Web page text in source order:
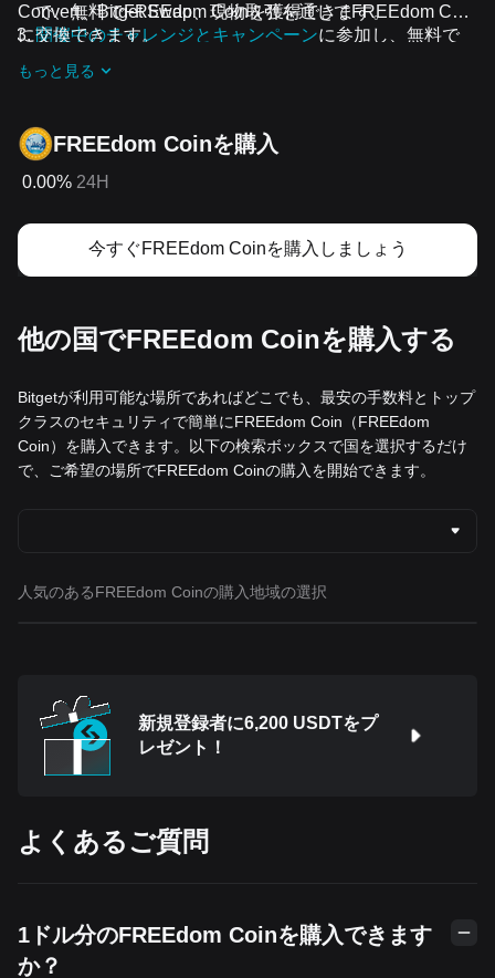
で、無料でFREEdom Coinを獲得できます。
開催中のチャレンジとキャンペーンに参加し、無料で
Convert、Bitget Swap、現物取引を通じてFREEdom Coin
に交換できます。
もっと見る
FREEdom Coinを‌購入
0.00% 24H
今すぐFREEdom Coinを購入しましょう
他の国でFREEdom Coinを購入する
Bitgetが利用可能な場所であればどこでも、最安の手数料とトップ
クラスのセキュリティで簡単にFREEdom Coin（FREEdom
Coin）を購入できます。以下の検索ボックスで国を選択するだけ
で、ご希望の場所でFREEdom Coinの購入を開始できます。
人気のあるFREEdom Coinの購入地域の選択
新規登録者に6,200 USDTをプ
レゼント！
よくあるご質問
1ドル分のFREEdom Coinを購入できます
か？